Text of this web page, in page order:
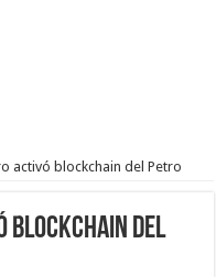
activó blockchain del Petro
blockchain del